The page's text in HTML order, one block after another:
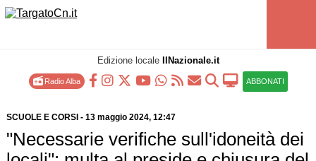
Edizione locale IlNazionale.it
Radio Alba ABBONATI
SCUOLE E CORSI - 13 maggio 2024, 12:47
"Necessarie verifiche sull'idoneità dei